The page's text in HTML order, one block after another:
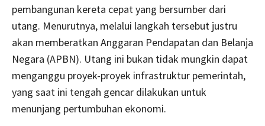
pembangunan kereta cepat yang bersumber dari
utang. Menurutnya, melalui langkah tersebut justru
akan memberatkan Anggaran Pendapatan dan Belanja
Negara (APBN). Utang ini bukan tidak mungkin dapat
menganggu proyek-proyek infrastruktur pemerintah,
yang saat ini tengah gencar dilakukan untuk
menunjang pertumbuhan ekonomi.